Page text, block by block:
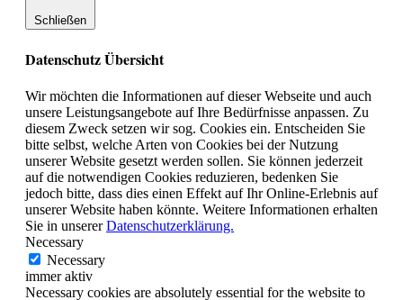
Schließen
Datenschutz Übersicht
Wir möchten die Informationen auf dieser Webseite und auch
unsere Leistungsangebote auf Ihre Bedürfnisse anpassen. Zu
diesem Zweck setzen wir sog. Cookies ein. Entscheiden Sie
bitte selbst, welche Arten von Cookies bei der Nutzung
unserer Website gesetzt werden sollen. Sie können jederzeit
auf die notwendigen Cookies reduzieren, bedenken Sie
jedoch bitte, dass dies einen Effekt auf Ihr Online-Erlebnis auf
unserer Website haben könnte. Weitere Informationen erhalten
Sie in unsererDatenschutzerklärung.
Necessary
Necessary
immer aktiv
Necessary cookies are absolutely essential for the website to